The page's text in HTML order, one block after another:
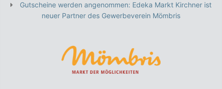
Gutscheine werden angenommen: Edeka Markt Kirchner ist
neuer Partner des Gewerbeverein Mömbris